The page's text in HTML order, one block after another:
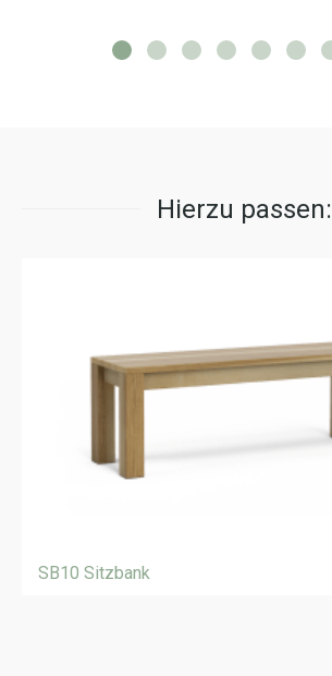
Hierzu passen:
SB10 Sitzbank